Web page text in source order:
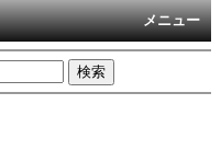
メニュー